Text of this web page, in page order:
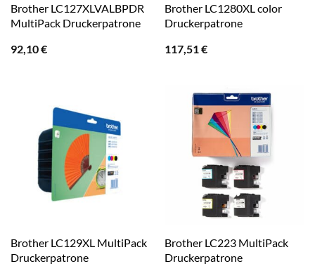
Brother LC127XLVALBPDR
MultiPack Druckerpatrone
92,10€
Brother LC1280XL color
Druckerpatrone
117,51€
Brother LC129XL MultiPack
Druckerpatrone
Brother LC223 MultiPack
Druckerpatrone